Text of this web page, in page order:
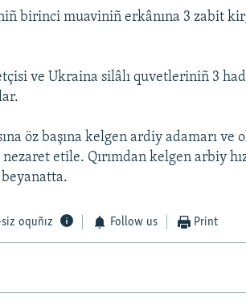
birinci muaviniñ erkânına 3 zabit
ve Ukraina silâlı quvetleriniñ 3
öz başına kelgen ardiy adamarı ve
etile. Qırımdan kelgen arbiy
beyanatta.
oquñız Follow us Print